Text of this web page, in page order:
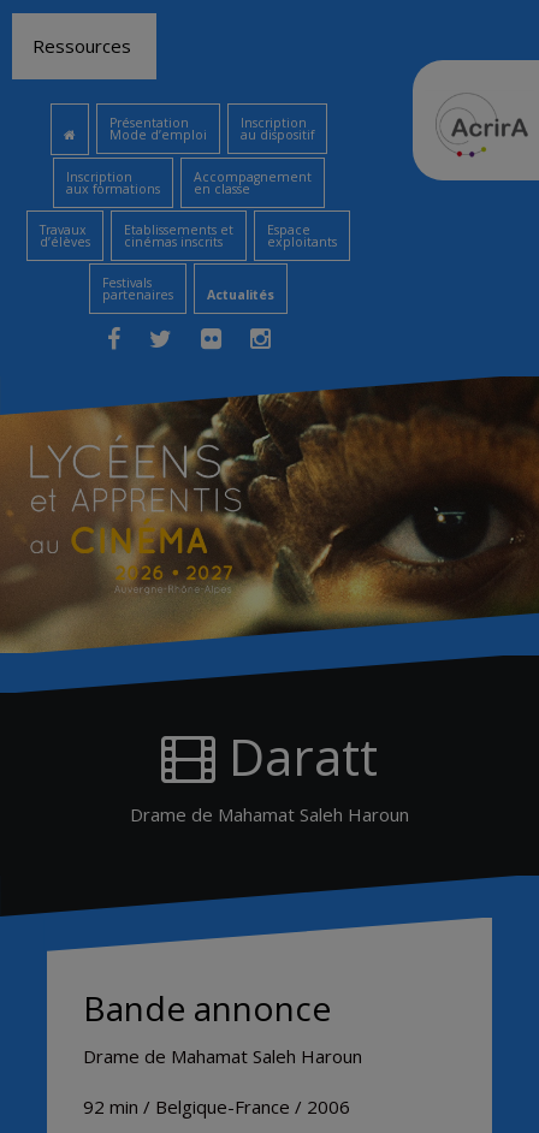
contenu
Ressources
Présentation
Mode d’emploi
Inscription
au dispositif
Inscription
aux formations
Accompagnement
en classe
Travaux
d’élèves
Etablissements et
cinémas inscrits
Espace
exploitants
Festivals
partenaires Actualités
Daratt
Drame de Mahamat Saleh Haroun
Bande annonce
Drame de Mahamat Saleh Haroun
92 min / Belgique-France / 2006